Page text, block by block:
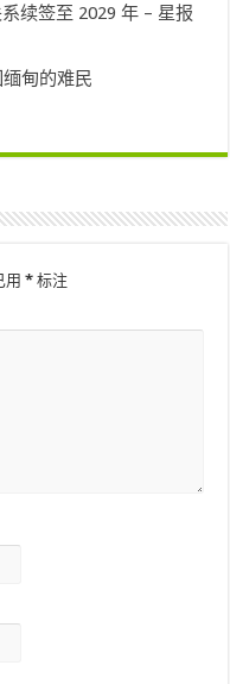
续签至 2029 年 – 星报
甸的难民
用* 标注